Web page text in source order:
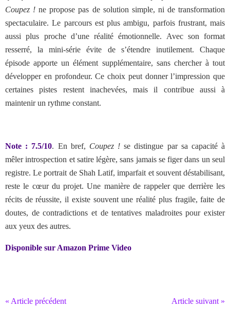
Coupez ! ne propose pas de solution simple, ni de transformation
spectaculaire. Le parcours est plus ambigu, parfois frustrant, mais
aussi plus proche d’une réalité émotionnelle. Avec son format
resserré, la mini-série évite de s’étendre inutilement. Chaque
épisode apporte un élément supplémentaire, sans chercher à tout
développer en profondeur. Ce choix peut donner l’impression que
certaines pistes restent inachevées, mais il contribue aussi à
maintenir un rythme constant.
Note : 7.5/10. En bref, Coupez ! se distingue par sa capacité à
mêler introspection et satire légère, sans jamais se figer dans un seul
registre. Le portrait de Shah Latif, imparfait et souvent déstabilisant,
reste le cœur du projet. Une manière de rappeler que derrière les
récits de réussite, il existe souvent une réalité plus fragile, faite de
doutes, de contradictions et de tentatives maladroites pour exister
aux yeux des autres.
Disponible sur Amazon Prime Video
« Article précédent Article suivant »